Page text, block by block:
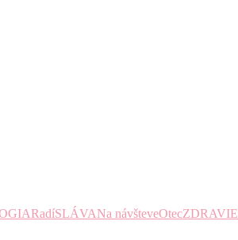
RadíSLÁVANa návšteveOtecZDRAVIE